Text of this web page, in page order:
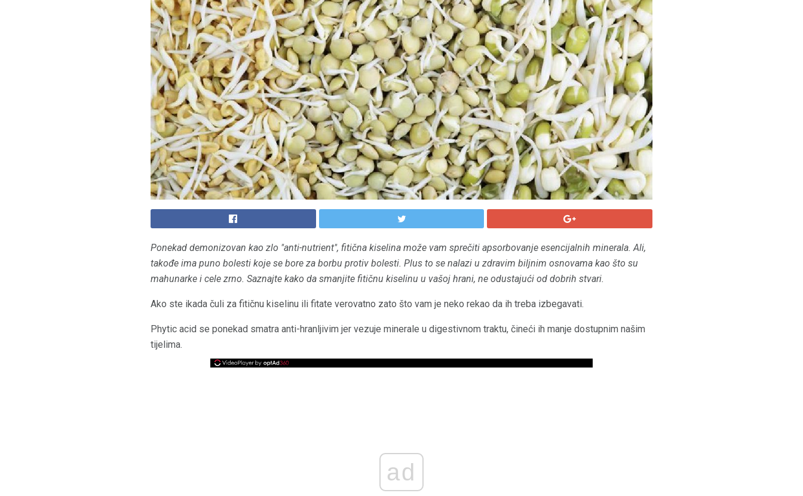
Ponekad demonizovan kao zlo "anti-nutrient", fitična kiselina može vam sprečiti apsorbovanje esencijalnih minerala. Ali,
takođe ima puno bolesti koje se bore za borbu protiv bolesti. Plus to se nalazi u zdravim biljnim osnovama kao što su
mahunarke i cele zrno. Saznajte kako da smanjite fitičnu kiselinu u vašoj hrani, ne odustajući od dobrih stvari.
Ako ste ikada čuli za fitičnu kiselinu ili fitate verovatno zato što vam je neko rekao da ih treba izbegavati.
Phytic acid se ponekad smatra anti-hranljivim jer vezuje minerale u digestivnom traktu, čineći ih manje dostupnim našim
tijelima.
ad